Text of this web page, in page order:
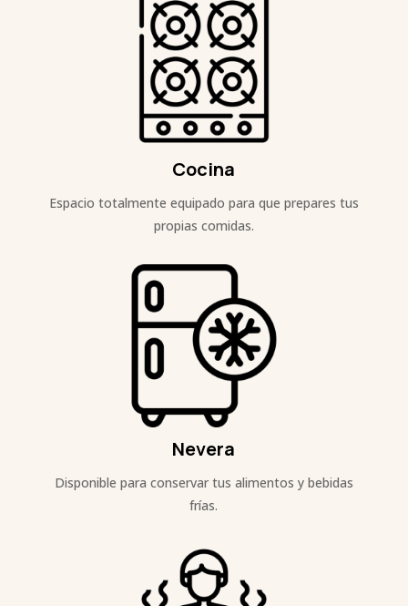
Cocina
Espacio totalmente equipado para que prepares tus
propias comidas.
Nevera
Disponible para conservar tus alimentos y bebidas
frías.